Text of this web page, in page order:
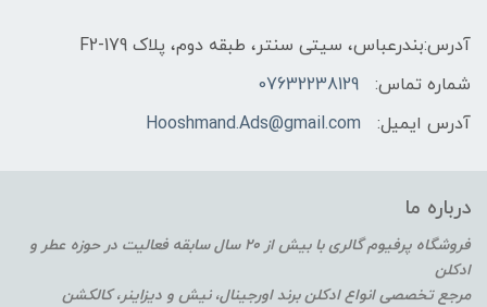
آدرس:بندرعباس، سیتی سنتر، طبقه دوم، پلاک F2-179
شماره تماس:
07632238129
آدرس ایمیل:
Hooshmand.Ads@gmail.com
درباره ما
فروشگاه پرفیوم گالری با بیش از 20 سال سابقه فعالیت در حوزه عطر و
ادکلن
مرجع تخصصی انواع ادکلن برند اورجینال، نیش و دیزاینر، کالکشن